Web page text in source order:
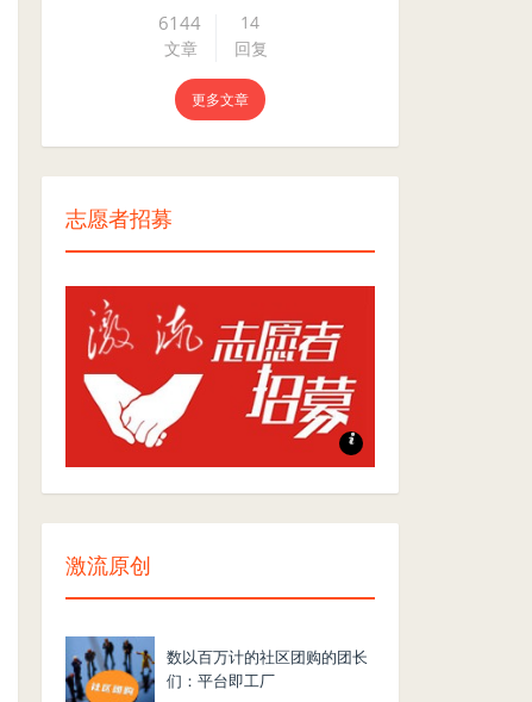
6144
文章
14
回复
更多文章
志愿者招募
志愿者招募
激流原创
数以百万计的社区团购的团长
们：平台即工厂